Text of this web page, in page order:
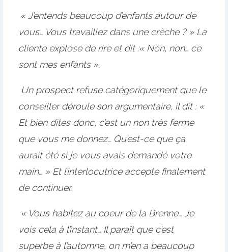
« J’entends beaucoup d’enfants autour de
vous… Vous travaillez dans une crèche ? » La
cliente explose de rire et dit :« Non, non… ce
sont mes enfants ».
Un prospect refuse catégoriquement que le
conseiller déroule son argumentaire, il dit : «
Et bien dites donc, c’est un non très ferme
que vous me donnez… Qu’est-ce que ça
aurait été si je vous avais demandé votre
main… » Et l’interlocutrice accepte finalement
de continuer.
« Vous habitez au coeur de la Brenne… Je
vois cela à l’instant… Il paraît que c’est
superbe à l’automne, on m’en a beaucoup